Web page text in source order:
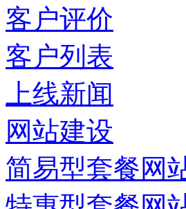
客户评价
客户列表
上线新闻
网站建设
简易型套餐网